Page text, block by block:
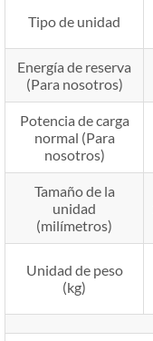
Tipo de unidad
Energía de reserva
(Para nosotros)
Potencia de carga
normal (Para
nosotros)
Tamaño de la
unidad
(milímetros)
Unidad de peso
(kg)